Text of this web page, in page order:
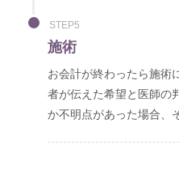
STEP5
施術
お会計が終わったら施術
者が伝えた希望と医師の
か不明点があった場合、